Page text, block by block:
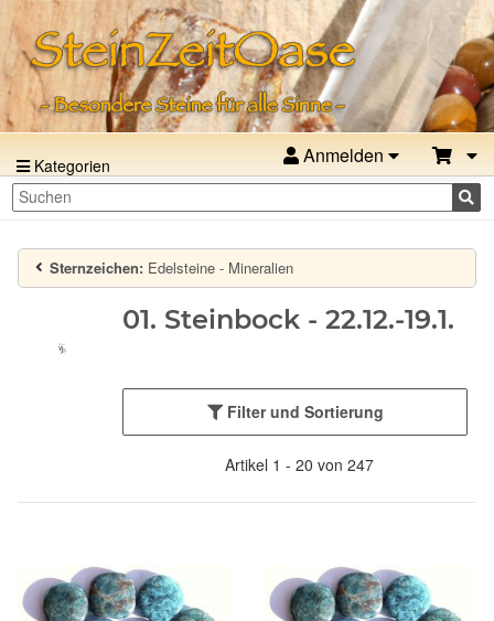
Kategorien Anmelden
Sternzeichen: Edelsteine - Mineralien
01. Steinbock - 22.12.-19.1.
Filter und Sortierung
Artikel 1 - 20 von 247